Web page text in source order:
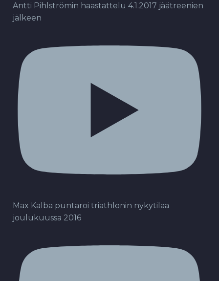
Antti Pihlströmin haastattelu 4.1.2017 jäätreenien
jälkeen
Max Kalba puntaroi triathlonin nykytilaa
joulukuussa 2016